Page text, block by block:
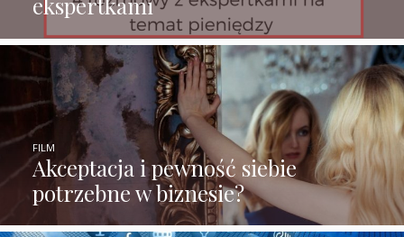
Akceptacja i pewność siebie
potrzebne w biznesie?
FILM